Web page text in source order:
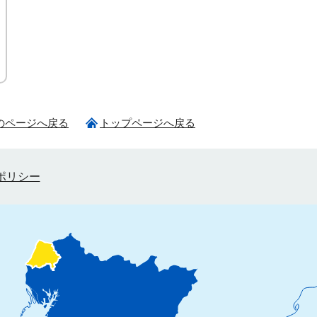
ページへ戻る トップページへ戻る
リシー